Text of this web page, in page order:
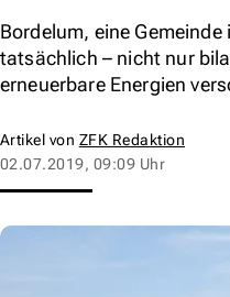
Bordelum, eine
tatsächlich – nicht nur
erneuerbare Energien
Artikel von ZFK Redaktion
02.07.2019, 09:09 Uhr